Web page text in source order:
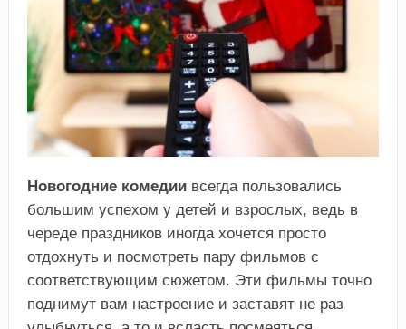
Новогодние комедиивсегда пользовались
большим успехом у детей и взрослых, ведь в
череде праздников иногда хочется просто
отдохнуть и посмотреть пару фильмов с
соответствующим сюжетом. Эти фильмы точно
поднимут вам настроение и заставят не раз